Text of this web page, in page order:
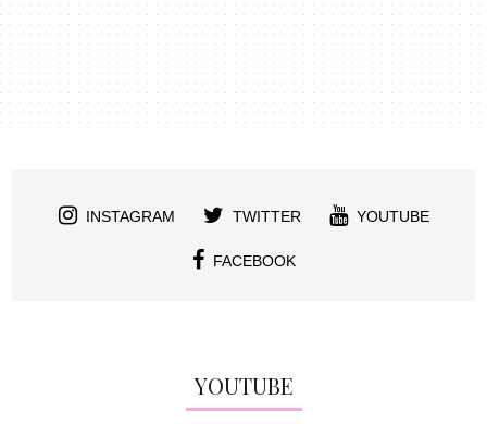
INSTAGRAM TWITTER YOUTUBE
FACEBOOK
YOUTUBE